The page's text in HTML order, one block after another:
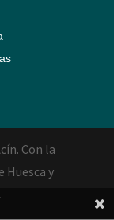
Con la
Huesca y